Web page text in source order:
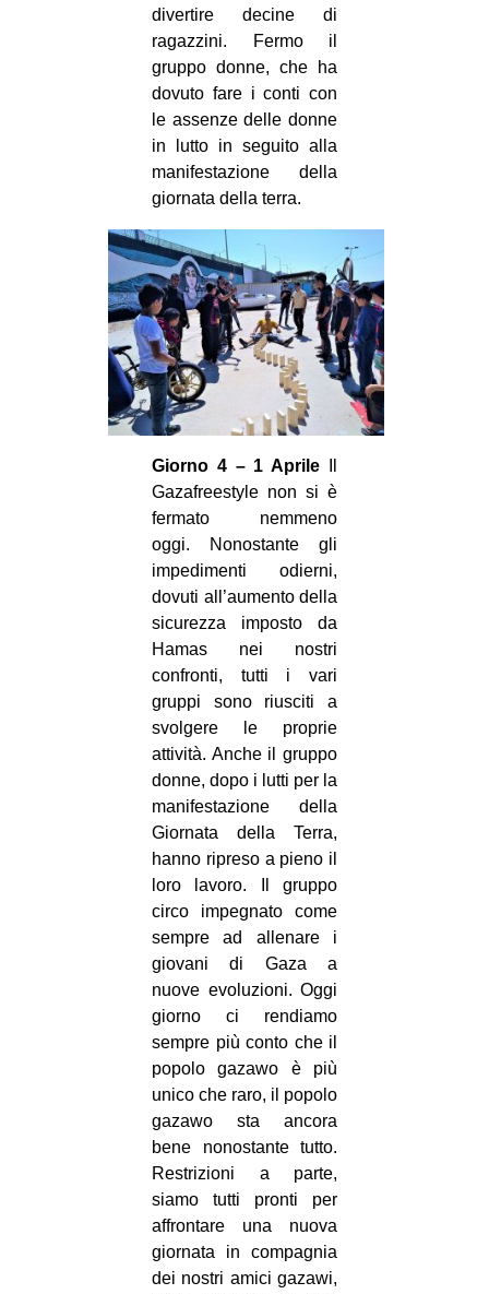
divertire decine di
ragazzini. Fermo il
gruppo donne, che ha
dovuto fare i conti con
le assenze delle donne
in lutto in seguito alla
manifestazione della
giornata della terra.
Giorno 4 – 1 Aprile
Gazafreestyle non si è
fermato nemmeno
oggi.
Nonostante gli
impedimenti odierni,
dovuti all’aumento della
sicurezza imposto da
Hamas nei nostri
confronti, tutti i vari
gruppi sono riusciti a
svolgere le proprie
attività. Anche il gruppo
donne, dopo i lutti per la
manifestazione della
Giornata della Terra,
hanno ripreso a pieno il
loro lavoro. Il gruppo
circo impegnato come
sempre ad allenare i
giovani di Gaza a
nuove evoluzioni. Oggi
giorno ci rendiamo
sempre più conto che il
popolo gazawo è più
unico che raro, il popolo
gazawo sta ancora
bene nonostante tutto.
Restrizioni a parte,
siamo tutti pronti per
affrontare una nuova
giornata in compagnia
dei nostri amici gazawi,